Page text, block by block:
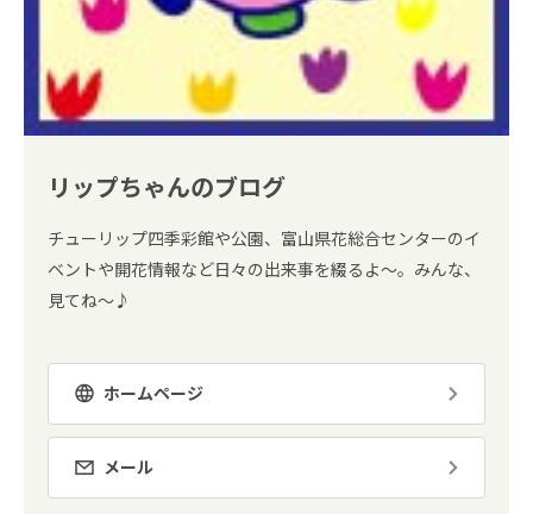
リップちゃんのブログ
チューリップ四季彩館や公園、富山県花総合センターのイ
ベントや開花情報など日々の出来事を綴るよ～。みんな、
見てね～♪
ホームページ
メール